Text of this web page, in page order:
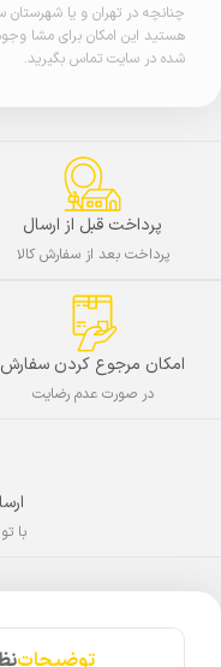
چنانچه در تهران و یا شهرستان
هستید این امکان برای مشا
شده در سایت تماس بگیرید.
پرداخت قبل از ارسال
پرداخت بعد از سفارش کالا
امکان مرجوع کردن سفارش
در صورت عدم رضایت
با
توضیحات